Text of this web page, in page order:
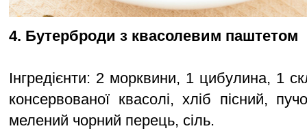
4. Бутерброди з квасолевим паштетом
Інгредієнти: 2 морквини, 1 цибулина, 1
консервованої квасолі, хліб пісний,
мелений чорний перець, сіль.